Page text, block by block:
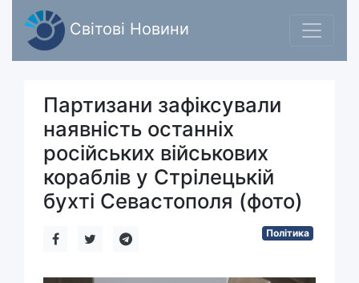
Світові Новини
Партизани зафіксували
наявність останніх
російських військових
кораблів у Стрілецькій
бухті Севастополя (фото)
Політика